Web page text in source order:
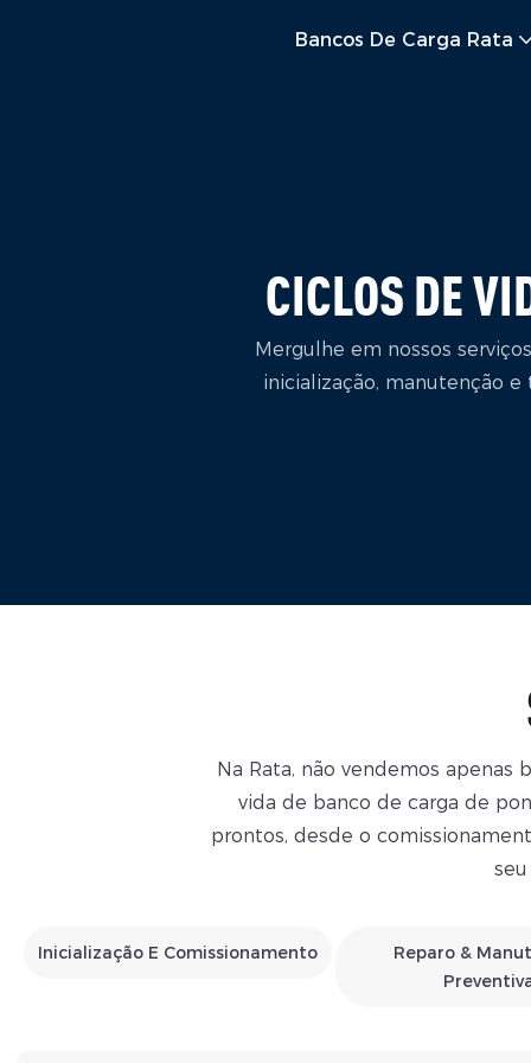
Bancos De Carga Rata
CICLOS DE
Mergulhe em nossos
inicialização, manutenção
Na Rata, não vendemos apenas
vida de banco de carga de
prontos, desde o
Inicialização E Comissionamento
Reparo &